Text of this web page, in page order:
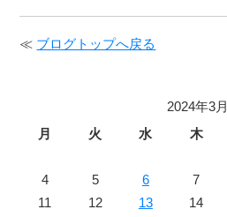
≪ ブログトップへ戻る
2024年3月
月
火 水 木
4
5 6 7
11
12 13 14